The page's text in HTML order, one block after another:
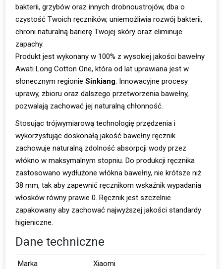
bakterii, grzybów oraz innych drobnoustrojów, dba o
czystość Twoich ręczników, uniemożliwia rozwój bakterii,
chroni naturalną barierę Twojej skóry oraz eliminuje
zapachy.
Produkt jest wykonany w 100% z wysokiej jakości bawełny
Awati Long Cotton One, która od lat uprawiana jest w
słonecznym regionieSinkiang. Innowacyjne procesy
uprawy, zbioru oraz dalszego przetworzenia bawełny,
pozwalają zachować jej naturalną chłonność.
Stosując trójwymiarową technologię przędzenia i
wykorzystując doskonałą jakość bawełny ręcznik
zachowuje naturalną zdolność absorpcji wody przez
włókno w maksymalnym stopniu. Do produkcji ręcznika
zastosowano wydłużone włókna bawełny, nie krótsze niż
38 mm, tak aby zapewnić ręcznikom wskaźnik wypadania
włosków równy prawie 0. Ręcznik jest szczelnie
zapakowany aby zachować najwyższej jakości standardy
higieniczne.
Dane techniczne
Marka
Xiaomi